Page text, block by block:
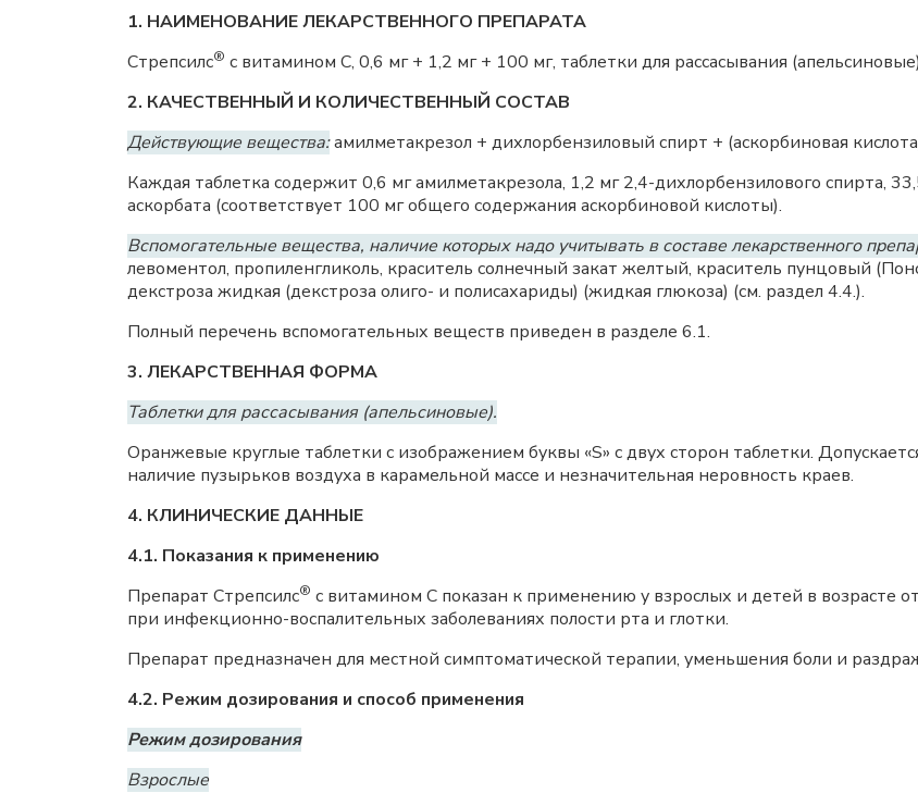
1. НАИМЕНОВАНИЕ ЛЕКАРСТВЕННОГО ПРЕПАРАТА
Стрепсилс® с витамином С, 0,6 мг + 1,2 мг + 100 мг, таблетки для рассасывания
2. КАЧЕСТВЕННЫЙ И КОЛИЧЕСТВЕННЫЙ СОСТАВ
Действующие вещества:амилметакрезол + дихлорбензиловый спирт + (аскорбиновая
Каждая таблетка содержит 0,6 мг амилметакрезола, 1,2 мг 2,4-дихлорбензилового спирта,
аскорбата (соответствует 100 мг общего содержания аскорбиновой кислоты).
Вспомогательные вещества, наличие которых надо учитывать в составе лекарственного
левоментол, пропиленгликоль, краситель солнечный закат желтый, краситель пунцовый
декстроза жидкая (декстроза олиго- и полисахариды) (жидкая глюкоза) (см. раздел 4.4.).
Полный перечень вспомогательных веществ приведен в разделе 6.1.
3. ЛЕКАРСТВЕННАЯ ФОРМА
Таблетки для рассасывания (апельсиновые).
Оранжевые круглые таблетки с изображением буквы «S» с двух сторон таблетки.
наличие пузырьков воздуха в карамельной массе и незначительная неровность краев.
4. КЛИНИЧЕСКИЕ ДАННЫЕ
4.1. Показания к применению
Препарат Стрепсилс® с витамином С показан к применению у взрослых и детей в возрасте
при инфекционно-воспалительных заболеваниях полости рта и глотки.
Препарат предназначен для местной симптоматической терапии, уменьшения боли и
4.2. Режим дозирования и способ применения
Режим дозирования
Взрослые